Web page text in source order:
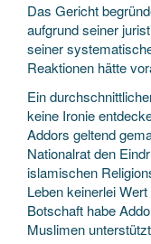
Das Gericht
aufgrund seiner
seiner
Reaktionen hätte
Ein
keine Ironie
Addors geltend
Nationalrat den
islamischen
Leben keinerlei
Botschaft habe
Muslimen